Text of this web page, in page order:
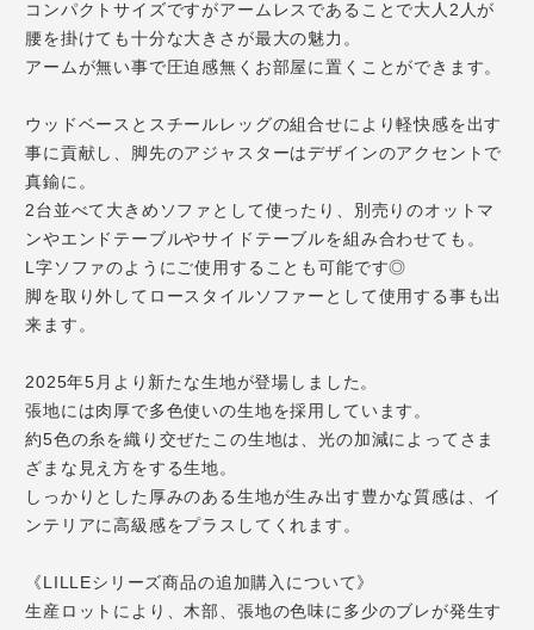
コンパクトサイズですがアームレスであることで大人2人が
腰を掛けても十分な大きさが最大の魅力。
アームが無い事で圧迫感無くお部屋に置くことができます。
ウッドベースとスチールレッグの組合せにより軽快感を出す
事に貢献し、脚先のアジャスターはデザインのアクセントで
真鍮に。
2台並べて大きめソファとして使ったり、別売りのオットマ
ンやエンドテーブルやサイドテーブルを組み合わせても。
L字ソファのようにご使用することも可能です◎
脚を取り外してロースタイルソファーとして使用する事も出
来ます。
2025年5月より新たな生地が登場しました。
張地には肉厚で多色使いの生地を採用しています。
約5色の糸を織り交ぜたこの生地は、光の加減によってさま
ざまな見え方をする生地。
しっかりとした厚みのある生地が生み出す豊かな質感は、イ
ンテリアに高級感をプラスしてくれます。
《LILLEシリーズ商品の追加購入について》
生産ロットにより、木部、張地の色味に多少のブレが発生す